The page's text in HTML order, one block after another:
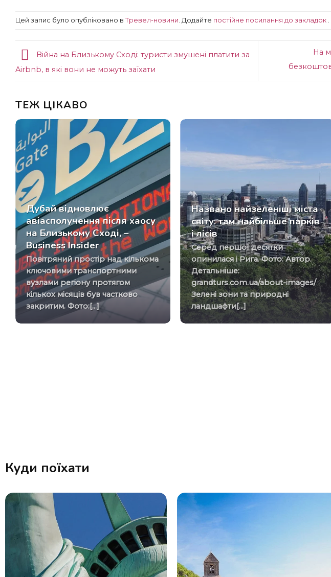
Цей запис було опубліковано в Тревел-новини . Додайте постійне посилання до закладок
Війна на Близькому Сході: туристи змушені платити за
Airbnb, в які вони не можуть заїхати
На
ТЕЖ ЦІКАВО
Дубай відновлює
авіасполучення після хаосу
на Близькому Сході, –
Business Insider
Повітряний простір над кількома
ключовими транспортними
вузлами регіону протягом
кількох місяців був частково
закритим. Фото:[...]
Названо найзеленіші міста
світу: там найбільше парків
і лісів
Серед першої десятки
опинилася і Рига. Фото: Автор.
Детальніше:
grandturs.com.ua/about-images/
Зелені зони та природні
ландшафти[...]
Куди поїхати